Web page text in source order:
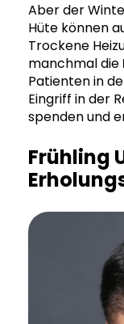
Aber der
Hüte können
Trockene
manchmal die
Patienten in
Eingriff in der
spenden und
Frühling